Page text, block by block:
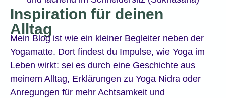
Inspiration für deinen
Alltag
Mein Blog ist wie ein kleiner Begleiter neben der
Yogamatte. Dort findest du Impulse, wie Yoga im
Leben wirkt: sei es durch eine Geschichte aus
meinem Alltag, Erklärungen zu Yoga Nidra oder
Anregungen für mehr Achtsamkeit und